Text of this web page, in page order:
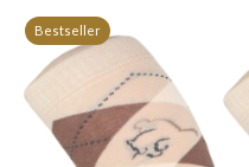
Bestseller